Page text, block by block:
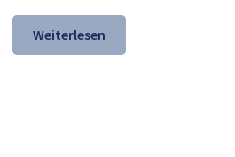
Preis
29,49 €
Preis
ist:
19,98 €.
Weiterlesen